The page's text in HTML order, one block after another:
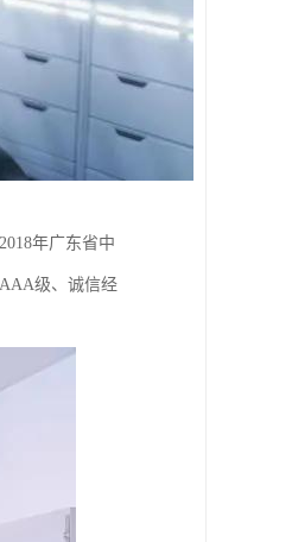
年广东省中
级、诚信经